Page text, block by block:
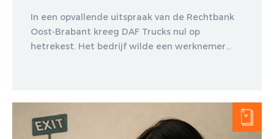
In een opvallende uitspraak van de Rechtbank
Oost-Brabant kreeg DAF Trucks nul op
hetrekest. Het bedrijf wilde een werknemer...